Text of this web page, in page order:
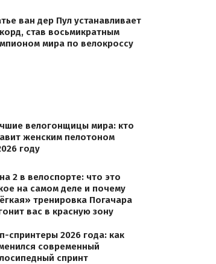
ван дер Пул устанавливает
став восьмикратным
мира по велокроссу
велогонщицы мира: кто
женским пелотоном
году
2 в велоспорте: что это
на самом деле и почему
тренировка Погачара
вас в красную зону
спринтеры 2026 года: как
современный
спринт